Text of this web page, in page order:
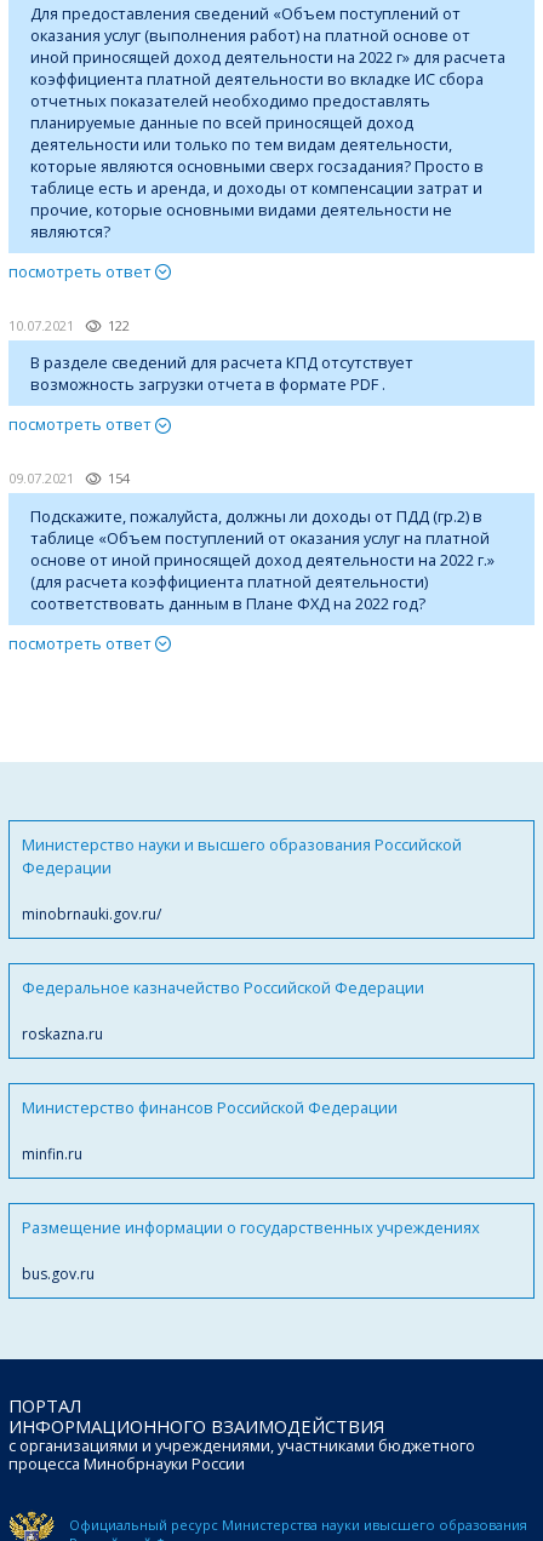
Для предоставления сведений «Объем поступлений от
оказания услуг (выполнения работ) на платной основе от
иной приносящей доход деятельности на 2022 г» для расчета
коэффициента платной деятельности во вкладке ИС сбора
отчетных показателей необходимо предоставлять
планируемые данные по всей приносящей доход
деятельности или только по тем видам деятельности,
которые являются основными сверх госзадания? Просто в
таблице есть и аренда, и доходы от компенсации затрат и
прочие, которые основными видами деятельности не
являются?
посмотреть ответ
10.07.2021 122
В разделе сведений для расчета КПД отсутствует
возможность загрузки отчета в формате PDF .
посмотреть ответ
09.07.2021 154
Подскажите, пожалуйста, должны ли доходы от ПДД (гр.2) в
таблице «Объем поступлений от оказания услуг на платной
основе от иной приносящей доход деятельности на 2022 г.»
(для расчета коэффициента платной деятельности)
соответствовать данным в Плане ФХД на 2022 год?
посмотреть ответ
Министерство науки и высшего образования Российской
Федерации
minobrnauki.gov.ru/
Федеральное казначейство Российской Федерации
roskazna.ru
Министерство финансов Российской Федерации
minfin.ru
Размещение информации о государственных учреждениях
bus.gov.ru
ПОРТАЛ
ИНФОРМАЦИОННОГО ВЗАИМОДЕЙСТВИЯ
с организациями и учреждениями, участниками бюджетного
процесса Минобрнауки России
Официальный ресурс Министерства науки ивысшего образования